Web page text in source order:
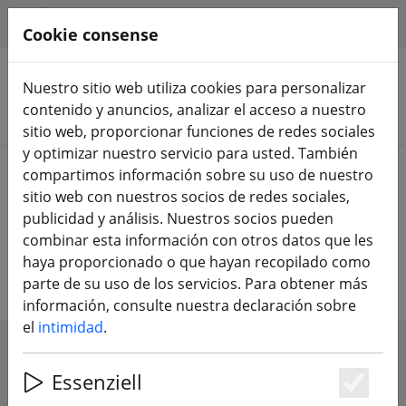
Buscar productos
Home Equipamiento FrSky Receptor FrSky
Receptor FrSky RX - fiable, potente.
Ideal para helicópteros y aviadores
SHOW FILTERS
Cookie consense
Nuestro sitio web utiliza cookies para personalizar
contenido y anuncios, analizar el acceso a nuestro
sitio web, proporcionar funciones de redes sociales
y optimizar nuestro servicio para usted. También
compartimos información sobre su uso de nuestro
sitio web con nuestros socios de redes sociales,
publicidad y análisis. Nuestros socios pueden
combinar esta información con otros datos que les
haya proporcionado o que hayan recopilado como
parte de su uso de los servicios. Para obtener más
información, consulte nuestra declaración sobre
el intimidad.
Essenziell